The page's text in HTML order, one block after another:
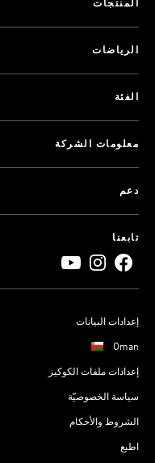
المنتجات
الرياضات
الفئة
معلومات الشركة
دعم
تابعنا
إعدادات البيانات
Oman
إعدادات ملفات الكوكيز
سياسة الخصوصيّة
الشروط والأحكام
اطبع